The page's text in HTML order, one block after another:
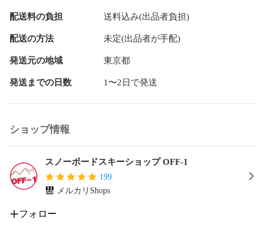
グラトリやパークライド、
フリースタイルにぴったり
配送料の負担 送料込み(出品者負担)
配送の方法 未定(出品者が手配)
発送元の地域 東京都
発送までの日数 1〜2日で発送
ショップ情報
スノーボードスキーショップ OFF-1
199
メルカリShops
フォロー